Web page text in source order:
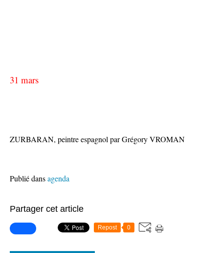
31 mars
ZURBARAN, peintre espagnol par Grégory VROMAN
Publié dansagenda
Partager cet article
Repost 0